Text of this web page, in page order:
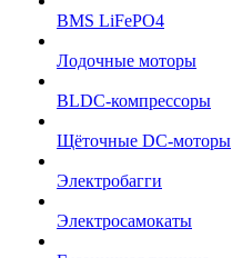
BMS LiFePO4
Лодочные моторы
BLDC-компрессоры
Щёточные DC-моторы
Электробагги
Электросамокаты